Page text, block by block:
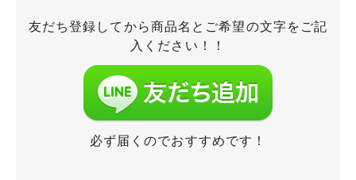
友だち登録してから商品名とご希望の文字をご記
入ください！！
必ず届くのでおすすめです！